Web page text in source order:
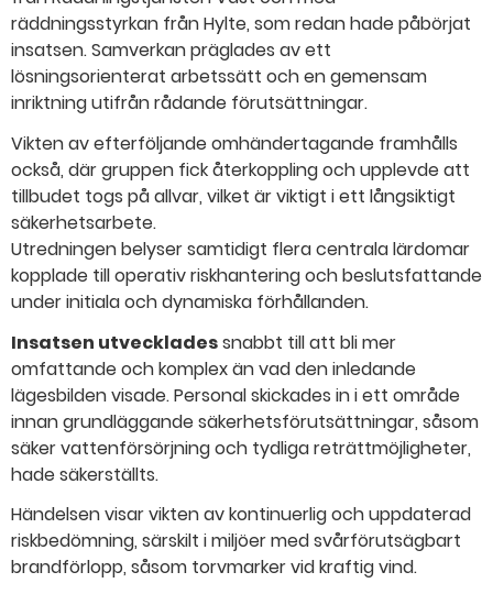
räddningsstyrkan från Hylte, som redan hade påbörjat
insatsen. Samverkan präglades av ett
lösningsorienterat arbetssätt och en gemensam
inriktning utifrån rådande förutsättningar.
Vikten av efterföljande omhändertagande framhålls
också, där gruppen fick återkoppling och upplevde att
tillbudet togs på allvar, vilket är viktigt i ett långsiktigt
säkerhetsarbete.
Utredningen belyser samtidigt flera centrala lärdomar
kopplade till operativ riskhantering och beslutsfattande
under initiala och dynamiska förhållanden.
Insatsen utveckladessnabbt till att bli mer
omfattande och komplex än vad den inledande
lägesbilden visade. Personal skickades in i ett område
innan grundläggande säkerhetsförutsättningar, såsom
säker vattenförsörjning och tydliga reträttmöjligheter,
hade säkerställts.
Händelsen visar vikten av kontinuerlig och uppdaterad
riskbedömning, särskilt i miljöer med svårförutsägbart
brandförlopp, såsom torvmarker vid kraftig vind.